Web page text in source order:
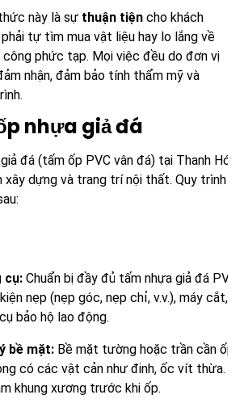
này là sự thuận tiện cho khách
tự tìm mua vật liệu hay lo lắng về
phức tạp. Mọi việc đều do đơn vị
nhận, đảm bảo tính thẩm mỹ và
nhựa giả đá
đá (tấm ốp PVC vân đá) tại Thanh
xây dựng và trang trí nội thất. Quy trình
cụ: Chuẩn bị đầy đủ tấm nhựa giả đá
nẹp (nẹp góc, nẹp chỉ, v.v.), máy cắt,
bảo hộ lao động.
bề mặt: Bề mặt tường hoặc trần cần ốp
có các vật cản như đinh, ốc vít thừa.
khung xương trước khi ốp.